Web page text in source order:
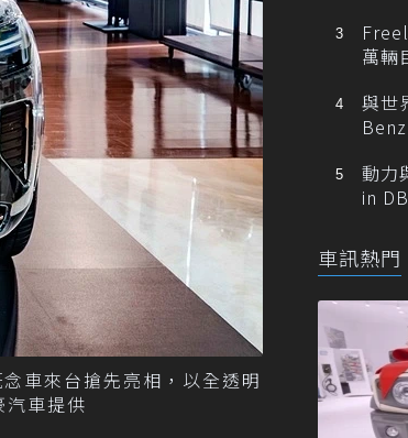
車來台搶先亮相，以全透明
車提供
萬輛
與世
動力
in
車訊熱門